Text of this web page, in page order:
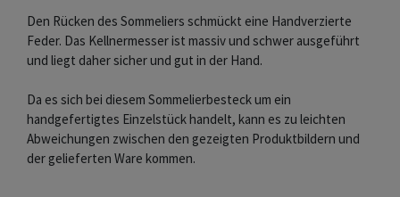
Den Rücken des Sommeliers schmückt eine Handverzierte
Feder. Das Kellnermesser ist massiv und schwer ausgeführt
und liegt daher sicher und gut in der Hand.
Da es sich bei diesem Sommelierbesteck um ein
handgefertigtes Einzelstück handelt, kann es zu leichten
Abweichungen zwischen den gezeigten Produktbildern und
der gelieferten Ware kommen.